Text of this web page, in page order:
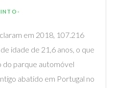
em 2018, 107.216
idade de 21,6 anos, o que
parque automóvel
abatido em Portugal no